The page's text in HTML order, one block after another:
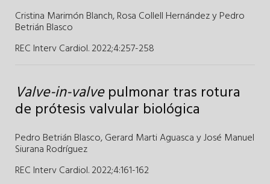
Cristina Marimón Blanch,Rosa Collell HernándezyPedro
Betrián Blasco
REC Interv Cardiol. 2022;4:257-258
Valve-in-valvepulmonar tras rotura
de prótesis valvular biológica
Pedro Betrián Blasco,Gerard Marti AguascayJosé Manuel
Siurana Rodríguez
REC Interv Cardiol. 2022;4:161-162